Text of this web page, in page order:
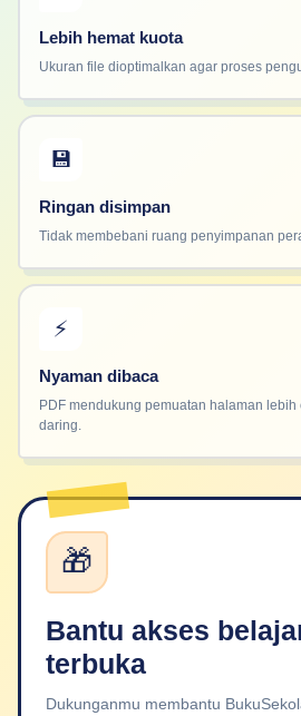
Lebih hemat kuota
Ukuran file dioptimalkan agar proses
💾
Ringan disimpan
Tidak membebani ruang penyimpanan
⚡
Nyaman dibaca
PDF mendukung pemuatan halaman
daring.
🎁
Bantu akses
terbuka
Dukunganmu membantu